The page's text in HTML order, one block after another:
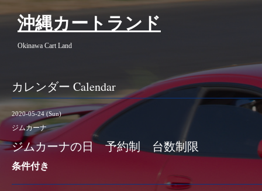
沖縄カートランド
Okinawa Cart Land
カレンダー Calendar
2020-05-24 (Sun)
ジムカーナ
ジムカーナの日 予約制 台数制限
条件付き